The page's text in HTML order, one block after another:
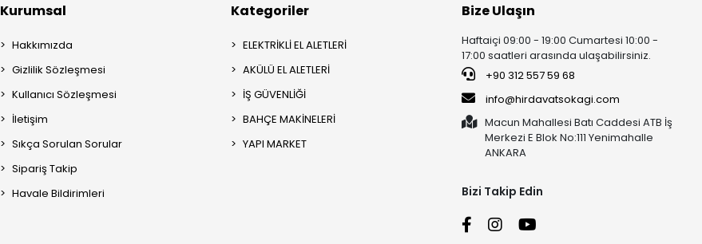
Kurumsal
Hakkımızda
Gizlilik Sözleşmesi
Kullanıcı Sözleşmesi
İletişim
Sıkça Sorulan Sorular
Sipariş Takip
Havale Bildirimleri
Kategoriler
ELEKTRİKLİ EL ALETLERİ
AKÜLÜ EL ALETLERİ
İŞ GÜVENLİĞİ
BAHÇE MAKİNELERİ
YAPI MARKET
Bize Ulaşın
Haftaiçi 09:00 - 19:00 Cumartesi 10:00 -
17:00 saatleri arasında ulaşabilirsiniz.
+90 312 557 59 68
info@hirdavatsokagi.com
Macun Mahallesi Batı Caddesi ATB İş
Merkezi E Blok No:111 Yenimahalle
ANKARA
Bizi Takip Edin